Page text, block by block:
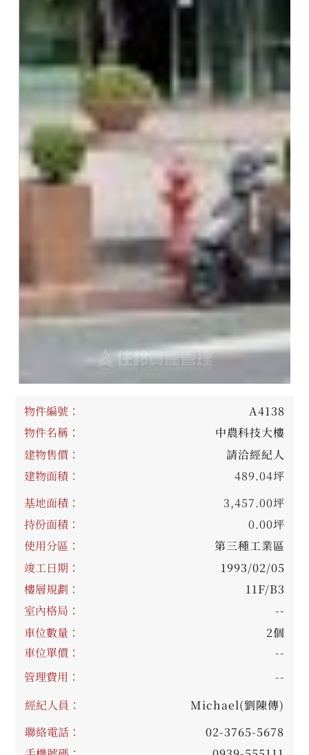
物件編號：
A4138
物件名稱：
中農科技大樓
建物售價：
請洽經紀人
建物面積：
489.04坪
基地面積：
3,457.00坪
持份面積：
0.00坪
使用分區：
第三種工業區
竣工日期：
1993/02/05
樓層規劃：
11F/B3
室內格局：
--
車位數量：
2個
車位單價：
--
管理費用：
--
經紀人員：
Michael(劉陳傳)
聯絡電話：
02-3765-5678